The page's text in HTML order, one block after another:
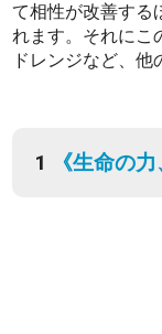
て相性が改善する
れます。それにこ
ドレンジなど、他
1 《生命の